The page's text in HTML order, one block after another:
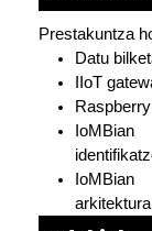
Prestakuntza
Datu
IIoT